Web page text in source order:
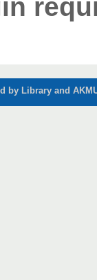
by Library and